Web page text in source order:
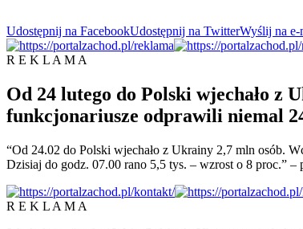
Udostępnij na FacebookUdostępnij na TwitterWyślij na e-
R E K L A M A
Od 24 lutego do Polski wjechało z
funkcjonariusze odprawili niemal
“Od 24.02 do Polski wjechało z Ukrainy 2,7 mln osób.
Dzisiaj do godz. 07.00 rano 5,5 tys. – wzrost o 8 proc.” –
R E K L A M A